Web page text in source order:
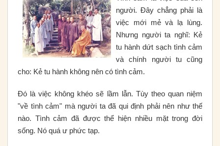
người. Ðây chẳng phải là
việc mới mẻ và lạ lùng.
Nhưng người ta nghĩ: Kẻ
tu hành dứt sạch tình cảm
và chính người tu cũng
cho: Kẻ tu hành không nên có tình cảm.
Ðó là việc không khéo sẽ lầm lẫn. Tùy theo quan niệm
"về tình cảm" mà người ta đã qui định phải nên như thế
nào. Tình cảm đã được thể hiện nhiều mặt trong đời
sống. Nó quá ư phức tạp.